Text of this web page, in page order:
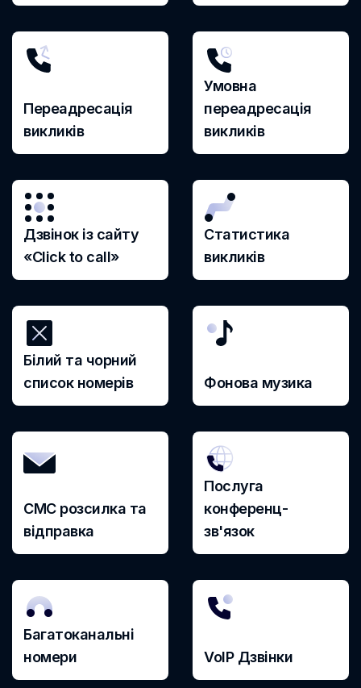
Мьянма
Нигерия
Нидерланды
Новая Зеландия
Норвегия
ОАЭ
Пакистан
Палестина
Панама
Перу
Португалия
Пуэрто-Рико
США
Переадресація
викликів
Умовна
переадресація
викликів
Дзвінок із сайту
«Click to call»
Статистика
викликів
Білий та чорний
список номерів
Фонова музика
СМС розсилка та
відправка
Послуга
конференц-
зв'язок
Багатоканальні
номери
VoIP Дзвінки